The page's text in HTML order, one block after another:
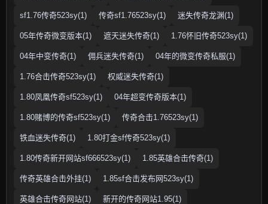
sf1.76传奇523sy(1) 传奇sf1.76523sy(1) 迷失传奇龙渊(1)
05年传奇微变版本(1) 遮天迷失传奇(1) 1.76怀旧传奇523sy(1)
04年中变传奇(1) 佣兵迷失传奇(1) 04年的微变传奇私服(1)
1.76合击传奇523sy(1) 权威迷失传奇(1)
1.80凤凰传奇sf523sy(1) 04年超变传奇版本(1)
1.80赌博的传奇sf523sy(1) 传奇合击1.76523sy(1)
铁血迷失传奇(1) 1.80打金sf传奇523sy(1)
1.80传奇新开网站sf666523sy(1) 1.85英雄合击传奇(1)
传奇英雄合击外挂(1) 1.85sf合击发布网523sy(1)
英雄合击传奇网站(1) 新开的传奇网站1.95(1)